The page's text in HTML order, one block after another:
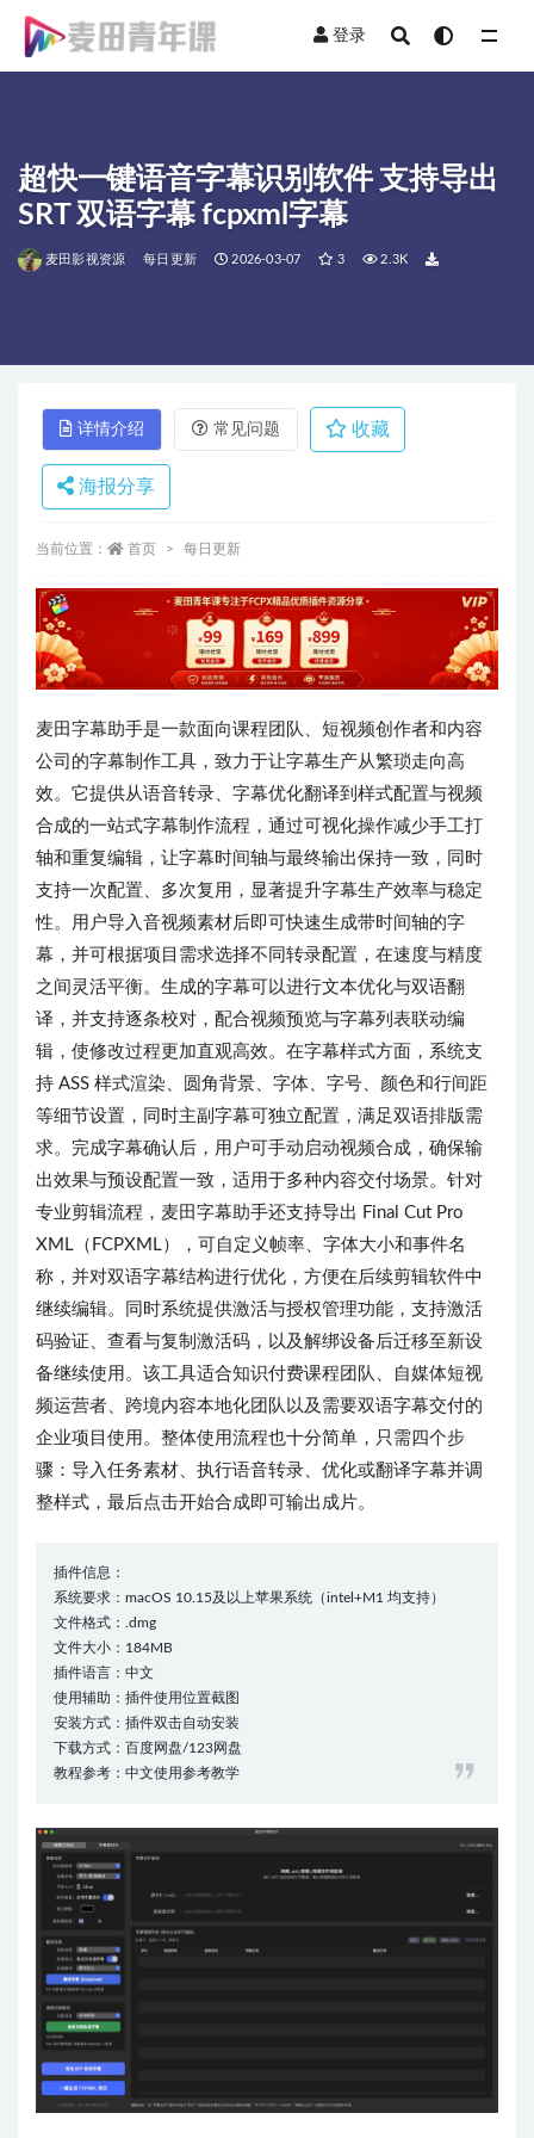
登录
超快一键语音字幕识别软件 支持导出
SRT 双语字幕 fcpxml字幕
麦田影视资源 每日更新 2026-03-07 3 2.3K
详情介绍 常见问题 收藏
海报分享
当前位置： 首页 每日更新
麦田字幕助手是一款面向课程团队、短视频创作者和内容
公司的字幕制作工具，致力于让字幕生产从繁琐走向高
效。它提供从语音转录、字幕优化翻译到样式配置与视频
合成的一站式字幕制作流程，通过可视化操作减少手工打
轴和重复编辑，让字幕时间轴与最终输出保持一致，同时
支持一次配置、多次复用，显著提升字幕生产效率与稳定
性。用户导入音视频素材后即可快速生成带时间轴的字
幕，并可根据项目需求选择不同转录配置，在速度与精度
之间灵活平衡。生成的字幕可以进行文本优化与双语翻
译，并支持逐条校对，配合视频预览与字幕列表联动编
辑，使修改过程更加直观高效。在字幕样式方面，系统支
持 ASS 样式渲染、圆角背景、字体、字号、颜色和行间距
等细节设置，同时主副字幕可独立配置，满足双语排版需
求。完成字幕确认后，用户可手动启动视频合成，确保输
出效果与预设配置一致，适用于多种内容交付场景。针对
专业剪辑流程，麦田字幕助手还支持导出 Final Cut Pro
XML（FCPXML），可自定义帧率、字体大小和事件名
称，并对双语字幕结构进行优化，方便在后续剪辑软件中
继续编辑。同时系统提供激活与授权管理功能，支持激活
码验证、查看与复制激活码，以及解绑设备后迁移至新设
备继续使用。该工具适合知识付费课程团队、自媒体短视
频运营者、跨境内容本地化团队以及需要双语字幕交付的
企业项目使用。整体使用流程也十分简单，只需四个步
骤：导入任务素材、执行语音转录、优化或翻译字幕并调
整样式，最后点击开始合成即可输出成片。
插件信息：
系统要求：macOS 10.15及以上苹果系统（intel+M1 均支持）
文件格式：.dmg
文件大小：184MB
插件语言：中文
使用辅助：插件使用位置截图
安装方式：插件双击自动安装
下载方式：百度网盘/123网盘
教程参考：中文使用参考教学